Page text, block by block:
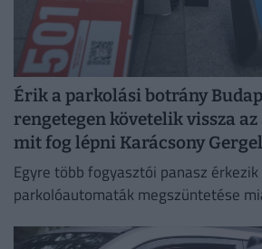
Érik a parkolási botrány
rengetegen követelik vissza
mit fog lépni Karácsony
Egyre több fogyasztói panasz érkezik
parkolóautomaták megszüntetése